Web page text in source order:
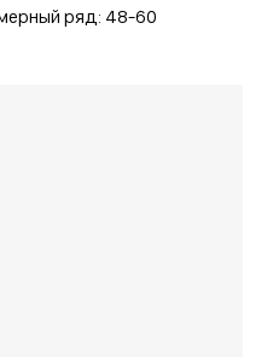
ряд: 48-60